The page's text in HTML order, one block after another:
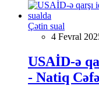
Çətin sual
4 Fevral
USAİD-ə
- Natiq